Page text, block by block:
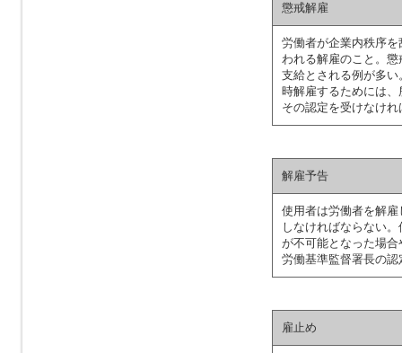
懲戒解雇
労働者が企業内秩序
われる解雇のこと。
支給とされる例が多
時解雇するためには
その認定を受けなけ
解雇予告
使用者は労働者を解
しなければならない
が不可能となった場
労働基準監督署長の
雇止め